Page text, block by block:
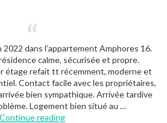
dans l’appartement Amphores 16.
calme, sécurisée et propre.
étage refait tt récemment, moderne et
Contact facile avec les propriétaires,
bien sympathique. Arrivée tardive
Logement bien situé au …
Continue reading“Thomas”